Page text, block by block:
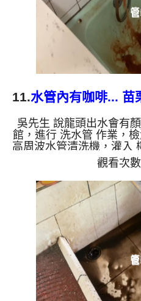
11.水管內有咖啡... 苗
吳先生 說龍頭出水會有
館，進行 洗水管 作業，
高周波水管清洗機，灌入
分，開啟 水管清洗機 ，
出髒水，突然變成棕色
後，出水變乾淨出水量變
管老化，會產生鐵鏽跟泥
咖啡色，地下水含有氧
垢，洗出來的水會跟石
水，是因為裡面有銅的物
色的水，是因
觀看次